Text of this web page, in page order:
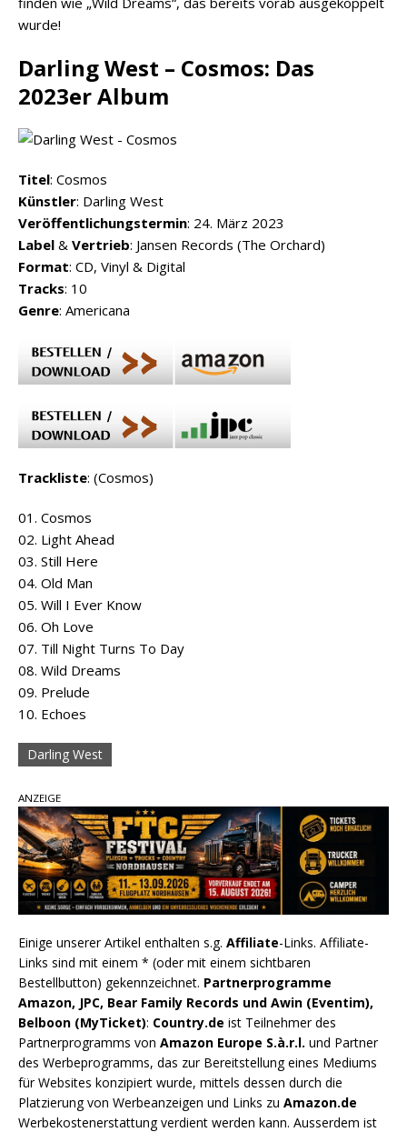
wurde!
Darling West – Cosmos: Das
2023er Album
Titel: Cosmos
Künstler: Darling West
Veröffentlichungstermin: 24. März 2023
Label & Vertrieb: Jansen Records (The Orchard)
Format: CD, Vinyl & Digital
Tracks: 10
Genre: Americana
Trackliste: (Cosmos)
01. Cosmos
02. Light Ahead
03. Still Here
04. Old Man
05. Will I Ever Know
06. Oh Love
07. Till Night Turns To Day
08. Wild Dreams
09. Prelude
10. Echoes
Darling West
ANZEIGE
Einige unserer Artikel enthalten s.g. Affiliate-Links. Affiliate-
Links sind mit einem * (oder mit einem sichtbaren
Bestellbutton) gekennzeichnet. Partnerprogramme
Amazon, JPC, Bear Family Records und Awin (Eventim),
Belboon (MyTicket): Country.de ist Teilnehmer des
Partnerprogramms von Amazon Europe S.à.r.l. und Partner
des Werbeprogramms, das zur Bereitstellung eines Mediums
für Websites konzipiert wurde, mittels dessen durch die
Platzierung von Werbeanzeigen und Links zu Amazon.de
Werbekostenerstattung verdient werden kann. Ausserdem ist